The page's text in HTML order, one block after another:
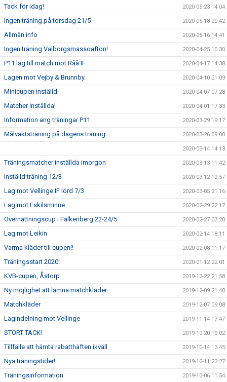
Tack för idag! 2020-05-23 14:04
Ingen träning på torsdag 21/5 2020-05-18 20:42
Allmän info 2020-05-16 14:41
Ingen träning Valborgsmässoafton! 2020-04-25 10:30
P11 lag till match mot Råå IF 2020-04-17 14:38
Lagen mot Vejby & Brunnby. 2020-04-10 21:09
Minicupen inställd 2020-04-07 07:28
Matcher inställda! 2020-04-01 17:33
Information ang träningar P11 2020-03-29 19:17
Målvaktsträning på dagens träning. 2020-03-26 09:00
2020-03-14 14:13
Träningsmatcher inställda imorgon 2020-03-13 11:42
Inställd träning 12/3 2020-03-12 12:57
Lag mot Vellinge IF lörd 7/3 2020-03-05 21:16
Lag mot Eskilsminne 2020-02-29 22:17
Övernattningscup i Falkenberg 22-24/5 2020-02-27 07:20
Lag mot Leikin 2020-02-14 18:11
Varma kläder till cupen!! 2020-02-08 11:17
Träningsstart 2020! 2020-01-12 22:01
KVB-cupen, Åstorp 2019-12-22 21:58
Ny möjlighet att lämna matchkläder 2019-12-09 21:40
Matchkläder 2019-12-07 09:08
Lagindelning mot Vellinge 2019-11-14 17:47
STORT TACK! 2019-10-20 19:02
Tillfälle att hämta rabatthäften ikväll 2019-10-14 13:45
Nya träningstider! 2019-10-11 23:27
Träningsinformation 2019-10-06 11:54